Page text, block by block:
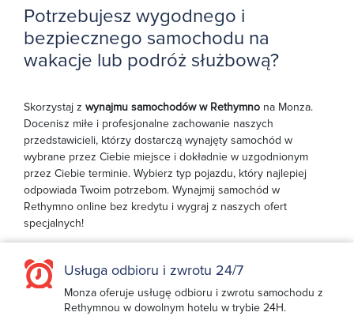
Potrzebujesz wygodnego i
bezpiecznego samochodu na
wakacje lub podróż służbową?
Skorzystaj z wynajmu samochodów w Rethymno na Monza.
Docenisz miłe i profesjonalne zachowanie naszych
przedstawicieli, którzy dostarczą wynajęty samochód w
wybrane przez Ciebie miejsce i dokładnie w uzgodnionym
przez Ciebie terminie. Wybierz typ pojazdu, który najlepiej
odpowiada Twoim potrzebom. Wynajmij samochód w
Rethymno online bez kredytu i wygraj z naszych ofert
specjalnych!
Usługa odbioru i zwrotu 24/7
Monza oferuje usługę odbioru i zwrotu samochodu z
Rethymnou w dowolnym hotelu w trybie 24H.